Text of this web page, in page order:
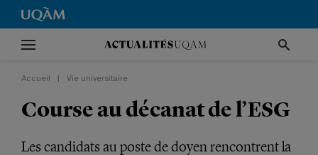
Accueil Vie universitaire
Course au décanat de l’ESG
Les candidats au poste de doyen rencontrent la